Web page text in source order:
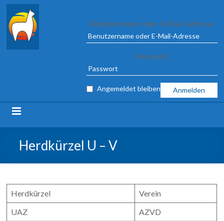
Alpaca
Association
TO
09
MARCH
2025
ILSHOFEN
Benutzername oder E-Mail-Adresse
Passwort
Angemeldet bleiben
Herdkürzel U – V
Herdkürzel
Verein
UAZ
AZVD